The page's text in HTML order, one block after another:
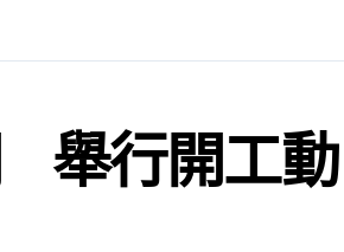
新體驗
舉行開工動